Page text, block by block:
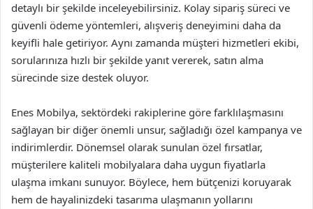
detaylı bir şekilde inceleyebilirsiniz. Kolay sipariş süreci ve
güvenli ödeme yöntemleri, alışveriş deneyimini daha da
keyifli hale getiriyor. Aynı zamanda müşteri hizmetleri ekibi,
sorularınıza hızlı bir şekilde yanıt vererek, satın alma
sürecinde size destek oluyor.
Enes Mobilya, sektördeki rakiplerine göre farklılaşmasını
sağlayan bir diğer önemli unsur, sağladığı özel kampanya ve
indirimlerdir. Dönemsel olarak sunulan özel fırsatlar,
müşterilere kaliteli mobilyalara daha uygun fiyatlarla
ulaşma imkanı sunuyor. Böylece, hem bütçenizi koruyarak
hem de hayalinizdeki tasarıma ulaşmanın yollarını